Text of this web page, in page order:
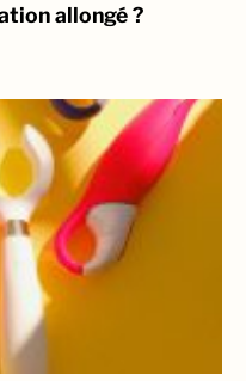
allongé ?